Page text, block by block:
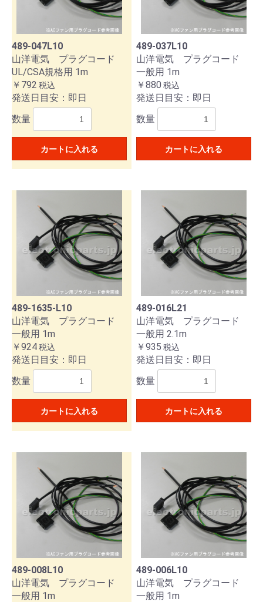
489-047L10
山洋電気 プラグコード
UL/CSA規格用 1m
￥792 税込
発送日目安：即日
数量
カートに入れる
489-037L10
山洋電気 プラグコード
一般用 1m
￥880 税込
発送日目安：即日
数量
カートに入れる
489-1635-L10
山洋電気 プラグコード
一般用 1m
￥924税込
発送日目安：即日
数量
カートに入れる
489-016L21
山洋電気 プラグコード
一般用 2.1m
￥935 税込
発送日目安：即日
数量
カートに入れる
489-008L10
山洋電気 プラグコード
一般用 1m
489-006L10
山洋電気 プラグコード
一般用 1m